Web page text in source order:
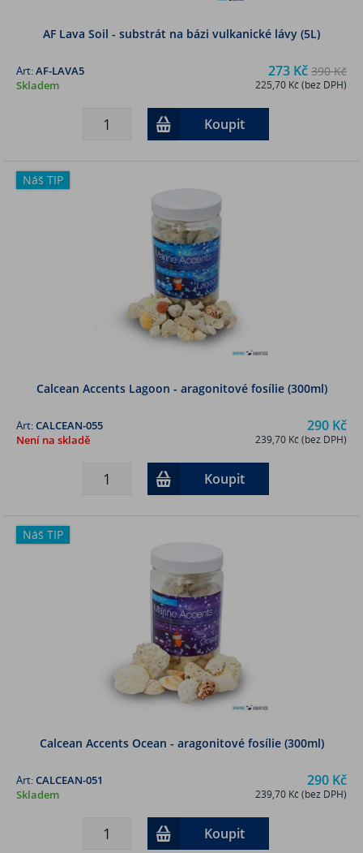
AF Lava Soil - substrát na bázi vulkanické lávy (5L)
273 Kč 390 Kč
225,70 Kč (bez DPH)
Art:AF-LAVA5
Skladem
Koupit
Náš TIP
Calcean Accents Lagoon - aragonitové fosílie (300ml)
290 Kč
239,70 Kč (bez DPH)
Art:CALCEAN-055
Není na skladě
Koupit
Náš TIP
Calcean Accents Ocean - aragonitové fosílie (300ml)
290 Kč
239,70 Kč (bez DPH)
Art:CALCEAN-051
Skladem
Koupit